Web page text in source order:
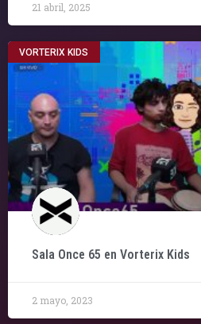
21 abril, 2025
VORTERIX KIDS
Sala Once 65 en Vorterix Kids
2 mayo, 2023